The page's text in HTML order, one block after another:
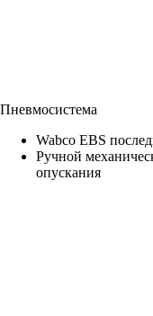
Пневмосистема
Wabco EBS
Ручной
опускания